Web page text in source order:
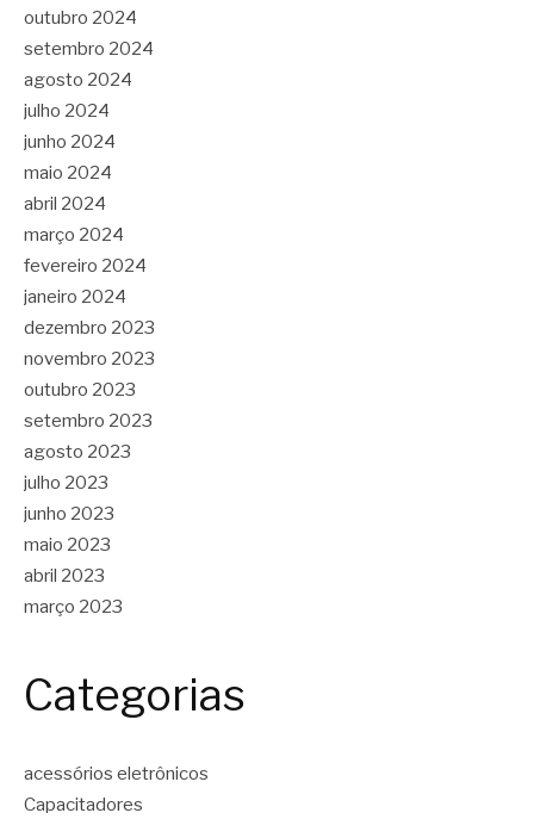
outubro 2024
setembro 2024
agosto 2024
julho 2024
junho 2024
maio 2024
abril 2024
março 2024
fevereiro 2024
janeiro 2024
dezembro 2023
novembro 2023
outubro 2023
setembro 2023
agosto 2023
julho 2023
junho 2023
maio 2023
abril 2023
março 2023
Categorias
acessórios eletrônicos
Capacitadores